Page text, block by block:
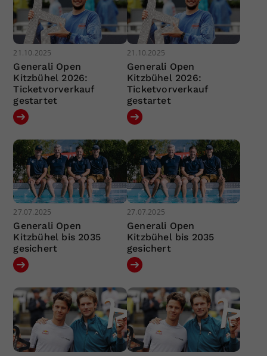
21.10.2025
Generali Open
Kitzbühel 2026:
Ticketvorverkauf
gestartet
21.10.2025
Generali Open
Kitzbühel 2026:
Ticketvorverkauf
gestartet
27.07.2025
Generali Open
Kitzbühel bis 2035
gesichert
27.07.2025
Generali Open
Kitzbühel bis 2035
gesichert